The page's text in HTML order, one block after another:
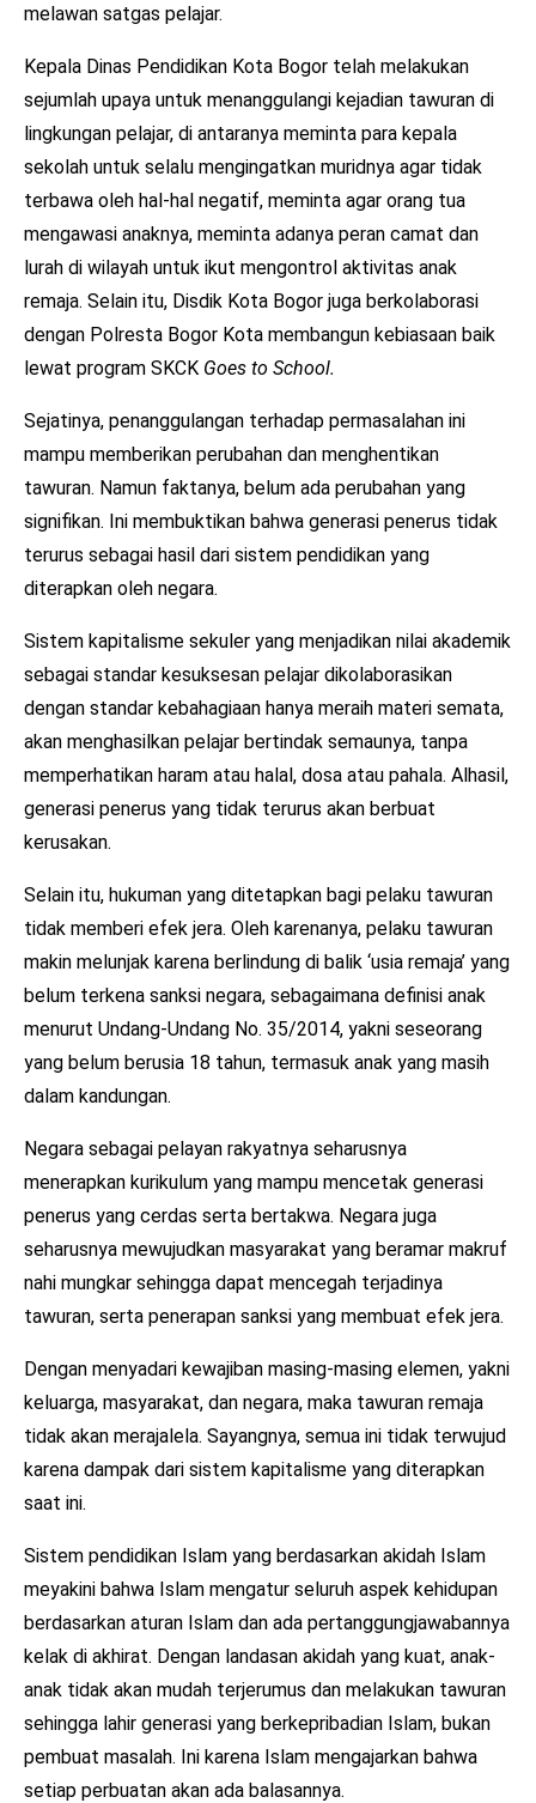
melawan satgas pelajar.
Kepala Dinas Pendidikan Kota Bogor telah melakukan
sejumlah upaya untuk menanggulangi kejadian tawuran di
lingkungan pelajar, di antaranya meminta para kepala
sekolah untuk selalu mengingatkan muridnya agar tidak
terbawa oleh hal-hal negatif, meminta agar orang tua
mengawasi anaknya, meminta adanya peran camat dan
lurah di wilayah untuk ikut mengontrol aktivitas anak
remaja. Selain itu, Disdik Kota Bogor juga berkolaborasi
dengan Polresta Bogor Kota membangun kebiasaan baik
lewat program SKCK Goes to School.
Sejatinya, penanggulangan terhadap permasalahan ini
mampu memberikan perubahan dan menghentikan
tawuran. Namun faktanya, belum ada perubahan yang
signifikan. Ini membuktikan bahwa generasi penerus tidak
terurus sebagai hasil dari sistem pendidikan yang
diterapkan oleh negara.
Sistem kapitalisme sekuler yang menjadikan nilai akademik
sebagai standar kesuksesan pelajar dikolaborasikan
dengan standar kebahagiaan hanya meraih materi semata,
akan menghasilkan pelajar bertindak semaunya, tanpa
memperhatikan haram atau halal, dosa atau pahala. Alhasil,
generasi penerus yang tidak terurus akan berbuat
kerusakan.
Selain itu, hukuman yang ditetapkan bagi pelaku tawuran
tidak memberi efek jera. Oleh karenanya, pelaku tawuran
makin melunjak karena berlindung di balik ‘usia remaja’ yang
belum terkena sanksi negara, sebagaimana definisi anak
menurut Undang-Undang No. 35/2014, yakni seseorang
yang belum berusia 18 tahun, termasuk anak yang masih
dalam kandungan.
Negara sebagai pelayan rakyatnya seharusnya
menerapkan kurikulum yang mampu mencetak generasi
penerus yang cerdas serta bertakwa. Negara juga
seharusnya mewujudkan masyarakat yang beramar makruf
nahi mungkar sehingga dapat mencegah terjadinya
tawuran, serta penerapan sanksi yang membuat efek jera.
Dengan menyadari kewajiban masing-masing elemen, yakni
keluarga, masyarakat, dan negara, maka tawuran remaja
tidak akan merajalela. Sayangnya, semua ini tidak terwujud
karena dampak dari sistem kapitalisme yang diterapkan
saat ini.
Sistem pendidikan Islam yang berdasarkan akidah Islam
meyakini bahwa Islam mengatur seluruh aspek kehidupan
berdasarkan aturan Islam dan ada pertanggungjawabannya
kelak di akhirat. Dengan landasan akidah yang kuat, anak-
anak tidak akan mudah terjerumus dan melakukan tawuran
sehingga lahir generasi yang berkepribadian Islam, bukan
pembuat masalah. Ini karena Islam mengajarkan bahwa
setiap perbuatan akan ada balasannya.